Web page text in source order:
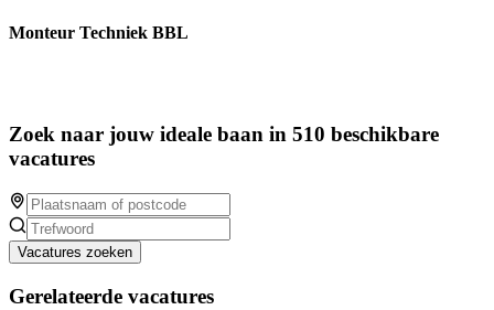
Monteur Techniek BBL
Zoek naar jouw ideale baan in 510 beschikbare
vacatures
Vacatures zoeken
Gerelateerde vacatures